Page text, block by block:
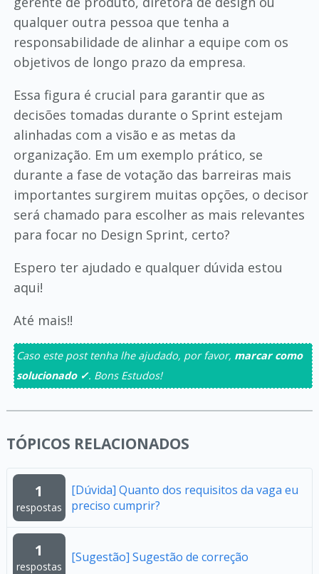
qualquer outra pessoa que tenha a
responsabilidade de alinhar a equipe com os
objetivos de longo prazo da empresa.
Essa figura é crucial para garantir que as
decisões tomadas durante o Sprint estejam
alinhadas com a visão e as metas da
organização. Em um exemplo prático, se
durante a fase de votação das barreiras mais
importantes surgirem muitas opções, o decisor
será chamado para escolher as mais relevantes
para focar no Design Sprint, certo?
Espero ter ajudado e qualquer dúvida estou
aqui!
Até mais!!
Caso este post tenha lhe ajudado, por favor, marcar como
solucionado ✓. Bons Estudos!
TÓPICOS RELACIONADOS
1
respostas
[Dúvida] Quanto dos requisitos da vaga eu
preciso cumprir?
1
respostas
[Sugestão] Sugestão de correção